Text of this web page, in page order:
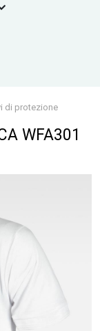
di protezione
WFA301